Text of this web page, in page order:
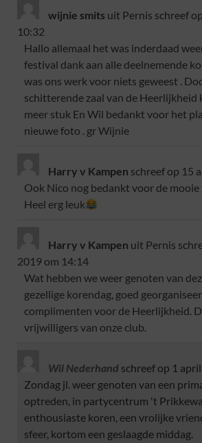
wijnie smits uit Pernis schreef op
10:32
Hallo allemaal het was inderdaad
festival dank aan alle deelnemende
was ons werk voor niets geweest .
schitterende zaal van de Heerlijkheid
meer stuk En Wil bedankt voor het
nieuwe foto . gr Wijnie
Harry v Kampen schreef op 15
Ook Nico nog bedankt voor de
Heel erg leuk
Harry v Kampen uit Pernis
2019 om 14:14
Wat hebben we weer genoten van
gezellige korendag, goed
complimenten voor de Heerlijkheid.
vrijwilligers van onze club.
Wil Nederhand schreef op 1
Zondag jl. weer genoten van een
optreden, in partycentrum 't
enthousiaste koren, een vrolijke
sfeer, kortom een geslaagde middag.